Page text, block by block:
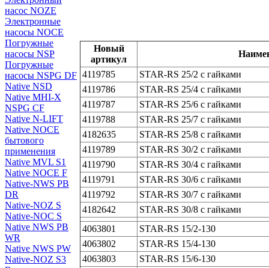
насос NOZE
Электронные
насосы NOCE
Погружные
насосы NSP
Погружные
насосы NSPG DF
Native NSD
Native MHI-X
NSPG CF
Native N-LIFT
Native NOCE
бытового
применения
Native MVL S1
Native NOCE F
Native-NWS PB
DR
Native-NOZ S
Native-NOC S
Native NWS PB
WR
Native NWS PW
Native-NOZ S3
Новый
артикул
4119785
STAR-RS 25/2 с гайками
4119786
STAR-RS 25/4 с гайками
4119787
STAR-RS 25/6 с гайками
4119788
STAR-RS 25/7 с гайками
4182635
STAR-RS 25/8 с гайками
4119789
STAR-RS 30/2 с гайками
4119790
STAR-RS 30/4 с гайками
4119791
STAR-RS 30/6 с гайками
4119792
STAR-RS 30/7 с гайками
4182642
STAR-RS 30/8 с гайками
4063801
STAR-RS 15/2-130
4063802
STAR-RS 15/4-130
4063803
STAR-RS 15/6-130